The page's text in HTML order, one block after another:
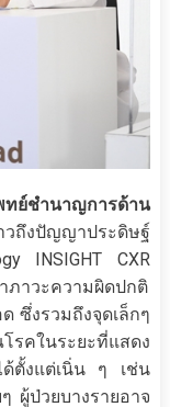
ชำนาญการด้าน
ถึงปัญญาประดิษฐ์
INSIGHT CXR
ภาวะความผิดปกติ
ซึ่งรวมถึงจุดเล็กๆ
คในระยะที่แสดง
ด้ตั้งแต่เนิ่น ๆ เช่น
ผู้ป่วยบางรายอาจ